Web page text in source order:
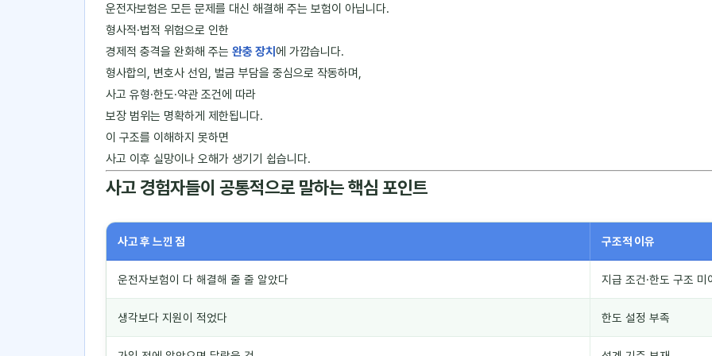
운전자보험은 모든 문제를 대신 해결해 주는 보험이 아닙니다.
형사적·법적 위험으로 인한
경제적 충격을 완화해 주는 완충 장치 에 가깝습니다.
형사합의, 변호사 선임, 벌금 부담을 중심으로 작동하며,
사고 유형·한도·약관 조건에 따라
보장 범위는 명확하게 제한됩니다.
이 구조를 이해하지 못하면
사고 이후 실망이나 오해가 생기기 쉽습니다.
사고 경험자들이 공통적으로 말하는 핵심 포인트
사고 후 느낀 점 구조적 이유
운전자보험이 다 해결해 줄 줄 알았다 지급 조건·한도 구조 미
생각보다 지원이 적었다 한도 설정 부족